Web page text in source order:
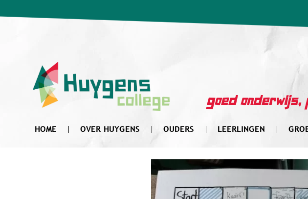
Zoek
goed onderwijs,
HOME OVER HUYGENS OUDERS LEERLINGEN